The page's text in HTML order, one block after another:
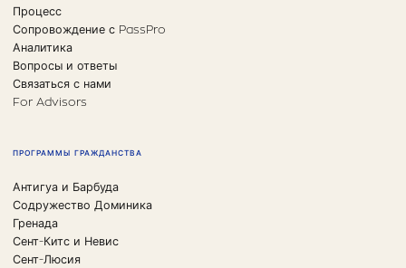
Процесс
Сопровождение с PassPro
Аналитика
Вопросы и ответы
Связаться с нами
For Advisors
ПРОГРАММЫ ГРАЖДАНСТВА
Антигуа и Барбуда
Содружество Доминика
Гренада
Сент-Китс и Невис
Сент-Люсия